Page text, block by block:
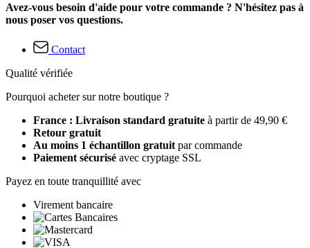
Avez-vous besoin d'aide pour votre commande ? N'hésitez pas à
nous poser vos questions.
Contact
Qualité vérifiée
Pourquoi acheter sur notre boutique ?
France : Livraison standard gratuite à partir de 49,90 €
Retour gratuit
Au moins 1 échantillon gratuit par commande
Paiement sécurisé avec cryptage SSL
Payez en toute tranquillité avec
Virement bancaire